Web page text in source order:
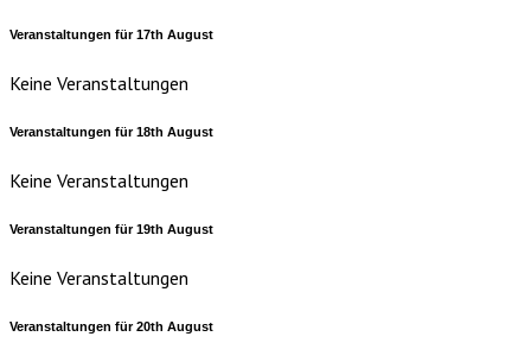
Veranstaltungen für17th August
Keine Veranstaltungen
Veranstaltungen für18th August
Keine Veranstaltungen
Veranstaltungen für19th August
Keine Veranstaltungen
Veranstaltungen für20th August